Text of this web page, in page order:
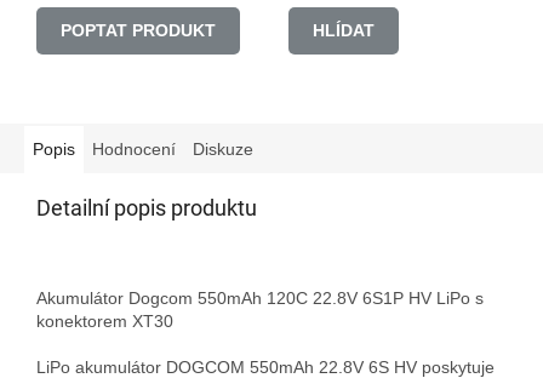
POPTAT PRODUKT HLÍDAT
Popis Hodnocení Diskuze
Detailní popis produktu
Akumulátor Dogcom 550mAh 120C 22.8V 6S1P HV LiPo s
konektorem XT30
LiPo akumulátor DOGCOM 550mAh 22.8V 6S HV poskytuje